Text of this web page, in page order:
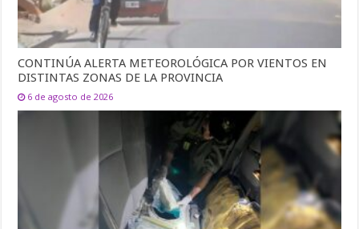
CONTINÚA ALERTA METEOROLÓGICA POR VIENTOS EN
DISTINTAS ZONAS DE LA PROVINCIA
6 de agosto de 2026